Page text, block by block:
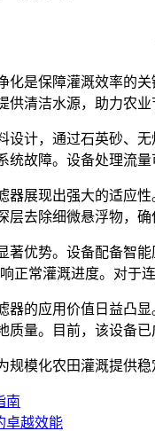
化是保障灌溉效率的关
清洁水源，助力农业
设计，通过石英砂、
统故障。设备处理流
器展现出强大的适应
去除细微悬浮物，
著优势。设备配备智
正常灌溉进度。对于
器的应用价值日益凸
量。目前，该设备
规模化农田灌溉提供
南
卓越效能